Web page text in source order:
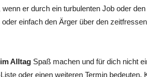
wenn er durch ein turbulenten Job oder
einfach den Ärger über den
Alltag Spaß machen und für dich nicht
oder einen weiteren Termin bedeuten.